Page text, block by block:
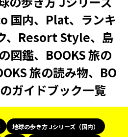
国内、Plat、ランキ
、Resort Style、島
図鑑、BOOKS 旅の
旅の読み物、BO
ガイドブック一覧
地球の歩き方 Jシリーズ（国内）